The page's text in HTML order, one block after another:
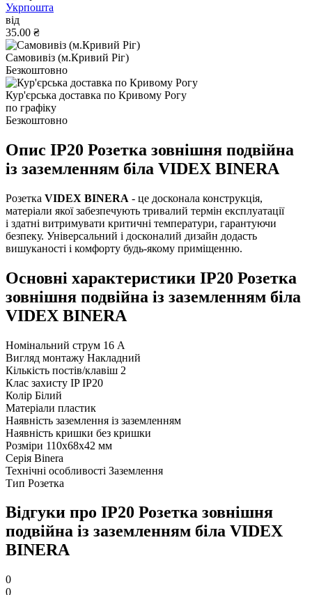
Укрпошта
від
35.00 ₴
Самовивіз (м.Кривий Ріг)
Безкоштовно
Кур'єрська доставка по Кривому Рогу
по графіку
Безкоштовно
Опис IP20 Розетка зовнішня подвійна
із заземленням біла VIDEX BINERA
Розетка VIDEX BINERA - це досконала конструкція,
матеріали якої забезпечують тривалий термін експлуатації
і здатні витримувати критичні температури, гарантуючи
безпеку. Універсальний і досконалий дизайн додасть
вишуканості і комфорту будь-якому приміщенню.
Основні характеристики IP20 Розетка
зовнішня подвійна із заземленням біла
VIDEX BINERA
Номінальний струм 16 А
Вигляд монтажу Накладний
Кількість постів/клавіш 2
Клас захисту IP IP20
Колір Білий
Матеріали пластик
Наявність заземлення із заземленням
Наявність кришки без кришки
Розміри 110х68х42 мм
Серія Binera
Технічні особливості Заземлення
Тип Розетка
Відгуки про IP20 Розетка зовнішня
подвійна із заземленням біла VIDEX
BINERA
0
0